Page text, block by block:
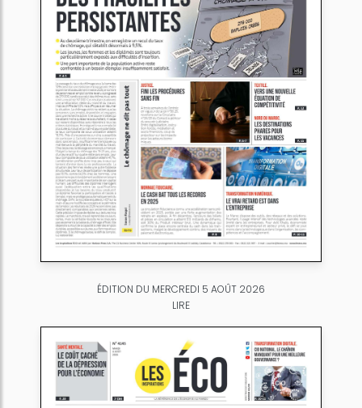
ÉDITION DU MERCREDI 5 AOÛT 2026
LIRE